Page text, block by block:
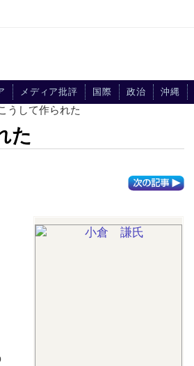
メディア批評 国際 政治 沖縄
うして作られた
た